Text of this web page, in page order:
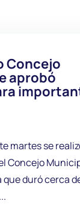
Concejo
aprobó
martes se
Concejo
duró cerca